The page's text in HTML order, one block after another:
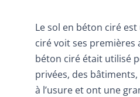
Le sol en béton ciré
ciré voit ses
béton ciré était utilisé
privées, des
à l’usure et ont une